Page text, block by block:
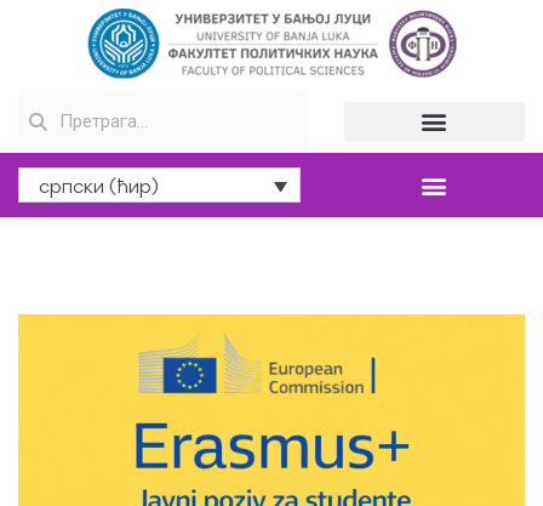
српски (ћир)